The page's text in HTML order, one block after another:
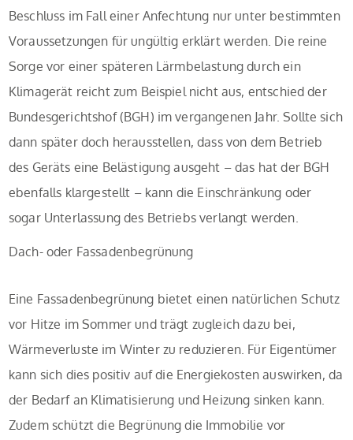
Beschluss im Fall einer Anfechtung nur unter bestimmten
Voraussetzungen für ungültig erklärt werden. Die reine
Sorge vor einer späteren Lärmbelastung durch ein
Klimagerät reicht zum Beispiel nicht aus, entschied der
Bundesgerichtshof (BGH) im vergangenen Jahr. Sollte sich
dann später doch herausstellen, dass von dem Betrieb
des Geräts eine Belästigung ausgeht – das hat der BGH
ebenfalls klargestellt – kann die Einschränkung oder
sogar Unterlassung des Betriebs verlangt werden.
Dach- oder Fassadenbegrünung
Eine Fassadenbegrünung bietet einen natürlichen Schutz
vor Hitze im Sommer und trägt zugleich dazu bei,
Wärmeverluste im Winter zu reduzieren. Für Eigentümer
kann sich dies positiv auf die Energiekosten auswirken, da
der Bedarf an Klimatisierung und Heizung sinken kann.
Zudem schützt die Begrünung die Immobilie vor